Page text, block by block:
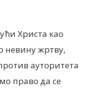
Христа као
невину жртву,
ауторитета
право да се